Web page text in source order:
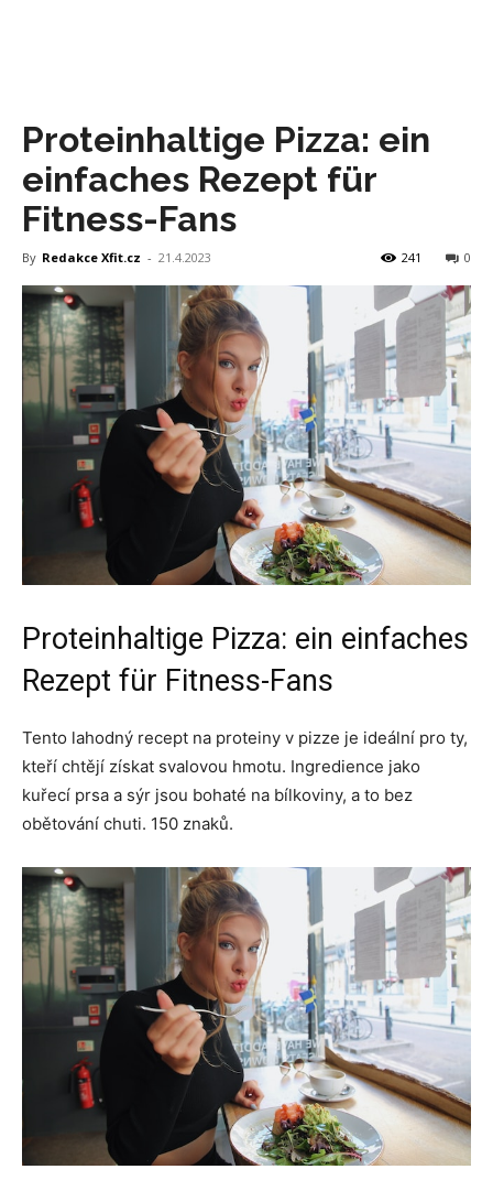
Proteinhaltige Pizza: ein
einfaches Rezept für
Fitness-Fans
By Redakce Xfit.cz - 21.4.2023 0
241
Proteinhaltige Pizza: ein einfaches
Rezept für Fitness-Fans
Tento lahodný recept na proteiny v pizze je ideální pro ty,
kteří chtějí získat svalovou hmotu. Ingredience jako
kuřecí prsa a sýr jsou bohaté na bílkoviny, a to bez
obětování chuti. 150 znaků.